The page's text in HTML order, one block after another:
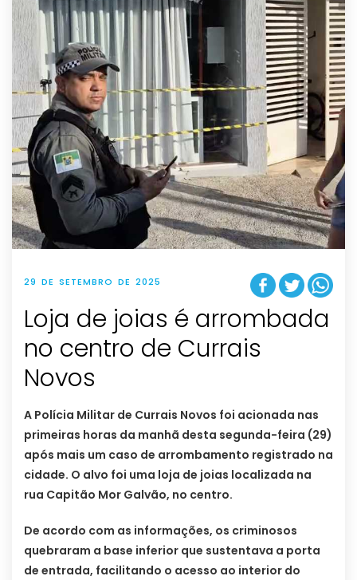
29 DE SETEMBRO DE 2025
Loja de joias é arrombada
no centro de Currais
Novos
A Polícia Militar de Currais Novos foi acionada nas
primeiras horas da manhã desta segunda-feira (29)
após mais um caso de arrombamento registrado na
cidade. O alvo foi uma loja de joias localizada na
rua Capitão Mor Galvão, no centro.
De acordo com as informações, os criminosos
quebraram a base inferior que sustentava a porta
de entrada, facilitando o acesso ao interior do